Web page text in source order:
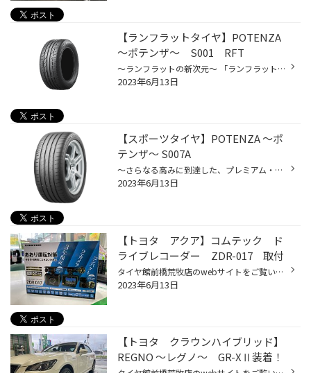
【ランフラットタイヤ】POTENZA
～ポテンザ～ S001 RFT
～ランフラットの新次元～ 「ランフラット・テクノロジー」とは？ 空気圧がゼロになっても、所定のスピードで走行可能な技術です。 「S001 RFT」は ・パンクしても走れるランフラットテクノロジーを搭載 ・乗り心地を改善 ・高いドライ＆ウェット性能 新次元のランフラットタイヤです。
2023年6月13日
【スポーツタイヤ】POTENZA ～ポ
テンザ～ S007A
～さらなる高みに到達した、プレミアム・POTENZA～ ・優れたドライ性能 ・高いウエット性能 ・コンフォート性能にも配慮 タイヤに「高い運動性能」をお求めの方にオススメ！
2023年6月13日
【トヨタ アクア】コムテック ド
ライブレコーダー ZDR-017 取付
タイヤ館前橋荒牧店のwebサイトをご覧いただきまして誠にありがとうございます。 今回は【トヨタ アクア】にドライブレコーダー取付です。 機種はTVCMでお馴染みの「コムテック ZDR-017」 あおり運転の対策にはもってこいの 前後 ２カメラのモデルとなっております。 それでは装着、、、 これで、前...
2023年6月13日
【トヨタ クラウンハイブリッド】
REGNO ～レグノ～ GR-XⅡ装着！